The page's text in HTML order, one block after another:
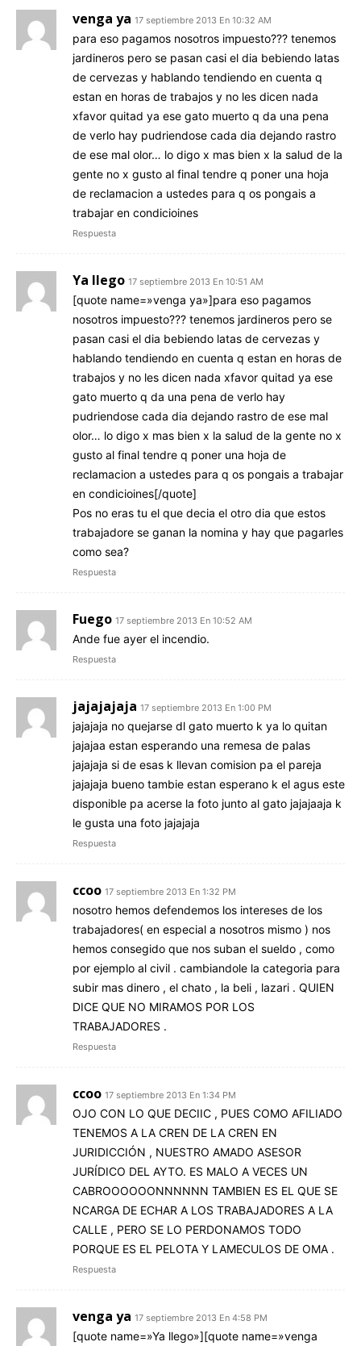
venga ya 17 septiembre 2013 En 10:32 AM
para eso pagamos nosotros impuesto??? tenemos
jardineros pero se pasan casi el dia bebiendo latas
de cervezas y hablando tendiendo en cuenta q
estan en horas de trabajos y no les dicen nada
xfavor quitad ya ese gato muerto q da una pena
de verlo hay pudriendose cada dia dejando rastro
de ese mal olor… lo digo x mas bien x la salud de la
gente no x gusto al final tendre q poner una hoja
de reclamacion a ustedes para q os pongais a
trabajar en condicioines
Respuesta
Ya llego 17 septiembre 2013 En 10:51 AM
[quote name=»venga ya»]para eso pagamos
nosotros impuesto??? tenemos jardineros pero se
pasan casi el dia bebiendo latas de cervezas y
hablando tendiendo en cuenta q estan en horas de
trabajos y no les dicen nada xfavor quitad ya ese
gato muerto q da una pena de verlo hay
pudriendose cada dia dejando rastro de ese mal
olor… lo digo x mas bien x la salud de la gente no x
gusto al final tendre q poner una hoja de
reclamacion a ustedes para q os pongais a trabajar
en condicioines[/quote]
Pos no eras tu el que decia el otro dia que estos
trabajadore se ganan la nomina y hay que pagarles
como sea?
Respuesta
Fuego 17 septiembre 2013 En 10:52 AM
Ande fue ayer el incendio.
Respuesta
jajajajaja 17 septiembre 2013 En 1:00 PM
jajajaja no quejarse dl gato muerto k ya lo quitan
jajajaa estan esperando una remesa de palas
jajajaja si de esas k llevan comision pa el pareja
jajajaja bueno tambie estan esperano k el agus este
disponible pa acerse la foto junto al gato jajajaaja k
le gusta una foto jajajaja
Respuesta
ccoo 17 septiembre 2013 En 1:32 PM
nosotro hemos defendemos los intereses de los
trabajadores( en especial a nosotros mismo ) nos
hemos consegido que nos suban el sueldo , como
por ejemplo al civil . cambiandole la categoria para
subir mas dinero , el chato , la beli , lazari . QUIEN
DICE QUE NO MIRAMOS POR LOS
TRABAJADORES .
Respuesta
ccoo 17 septiembre 2013 En 1:34 PM
OJO CON LO QUE DECIIC , PUES COMO AFILIADO
TENEMOS A LA CREN DE LA CREN EN
JURIDICCIÓN , NUESTRO AMADO ASESOR
JURÍDICO DEL AYTO. ES MALO A VECES UN
CABROOOOOONNNNNN TAMBIEN ES EL QUE SE
NCARGA DE ECHAR A LOS TRABAJADORES A LA
CALLE , PERO SE LO PERDONAMOS TODO
PORQUE ES EL PELOTA Y LAMECULOS DE OMA .
Respuesta
venga ya 17 septiembre 2013 En 4:58 PM
[quote name=»Ya llego»][quote name=»venga